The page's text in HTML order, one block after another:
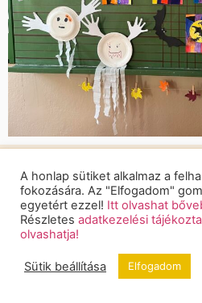
Hasznos oldalak
Kezdőlap
Iskolánk
Alapdokumentumok
A honlap sütiket alkalmaz a
fokozására. Az "Elfogadom"
egyetért ezzel! Itt olvashat
Részletes adatkezelési
olvashatja!
Sütik beállítása Elfogadom